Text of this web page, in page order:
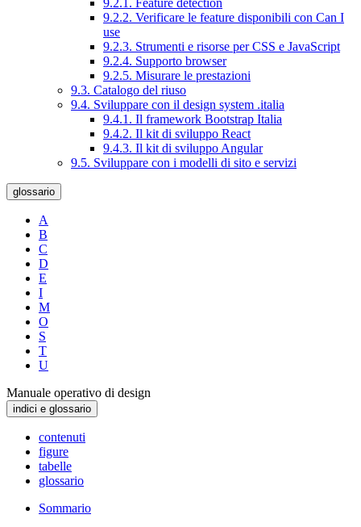
9.2.1. Feature detection
9.2.2. Verificare le feature disponibili con Can I
use
9.2.3. Strumenti e risorse per CSS e JavaScript
9.2.4. Supporto browser
9.2.5. Misurare le prestazioni
9.3. Catalogo del riuso
9.4. Sviluppare con il design system .italia
9.4.1. Il framework Bootstrap Italia
9.4.2. Il kit di sviluppo React
9.4.3. Il kit di sviluppo Angular
9.5. Sviluppare con i modelli di sito e servizi
glossario
A
B
C
D
E
I
M
O
S
T
U
Manuale operativo di design
indici e glossario
contenuti
figure
tabelle
glossario
Sommario